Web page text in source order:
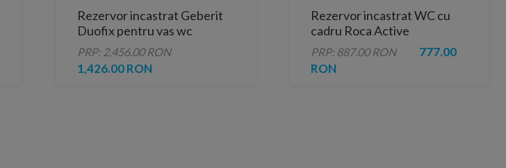
Rezervor incastrat Geberit
Duofix pentru vas wc
suspendat, 82 cm, cu
rezervor incastrat Omega 12
cm
PRP: 2,456.00 RON
1,426.00 RON
Rezervor incastrat WC cu
cadru Roca Active
PRP: 887.00 RON
777.00
RON